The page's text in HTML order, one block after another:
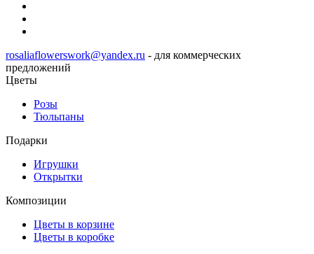
rosaliaflowerswork@yandex.ru - для коммерческих
предложений
Цветы
Розы
Тюльпаны
Подарки
Игрушки
Открытки
Композиции
Цветы в корзине
Цветы в коробке